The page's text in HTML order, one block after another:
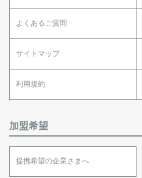
よくあるご質問
サイトマップ
利用規約
加盟希望
提携希望の企業さまへ